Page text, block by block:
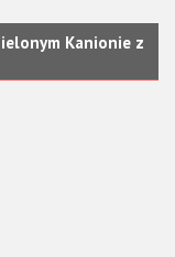
Kanionie z